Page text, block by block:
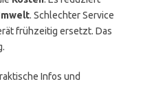
. Schlechter Service
frühzeitig ersetzt. Das
Infos und